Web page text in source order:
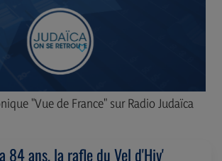
"Vue de France" sur Radio Judaïca
84 ans, la rafle du Vel d'Hiv'